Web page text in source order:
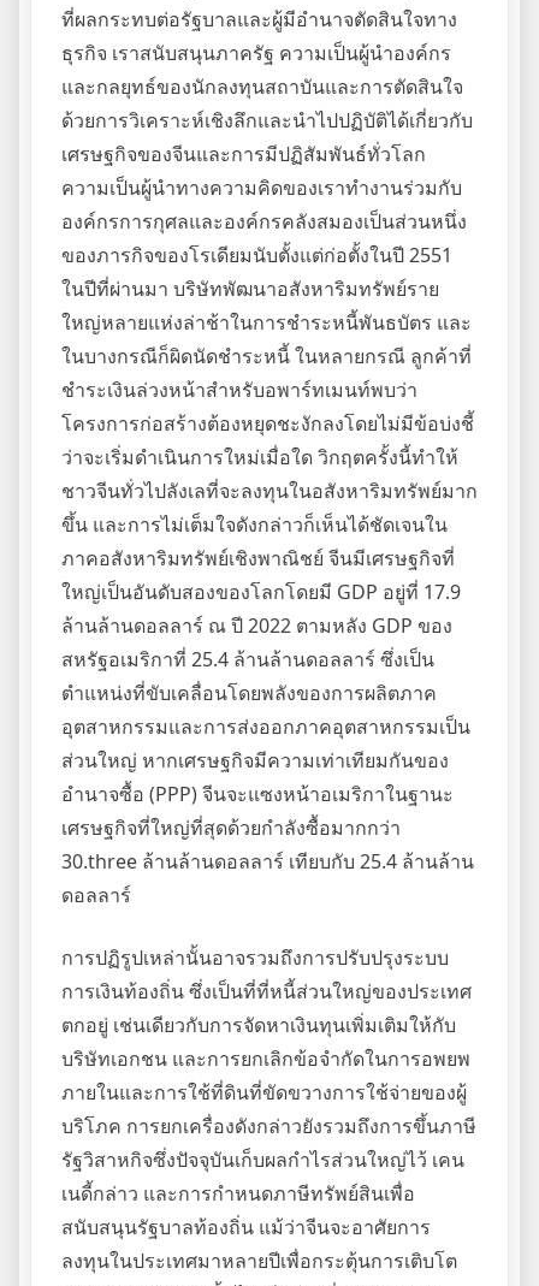
ที่ผลกระทบต่อรัฐบาลและผู้มีอำนาจตัดสินใจทาง
ธุรกิจ เราสนับสนุนภาครัฐ ความเป็นผู้นำองค์กร
และกลยุทธ์ของนักลงทุนสถาบันและการตัดสินใจ
ด้วยการวิเคราะห์เชิงลึกและนำไปปฏิบัติได้เกี่ยวกับ
เศรษฐกิจของจีนและการมีปฏิสัมพันธ์ทั่วโลก
ความเป็นผู้นำทางความคิดของเราทำงานร่วมกับ
องค์กรการกุศลและองค์กรคลังสมองเป็นส่วนหนึ่ง
ของภารกิจของโรเดียมนับตั้งแต่ก่อตั้งในปี 2551
ในปีที่ผ่านมา บริษัทพัฒนาอสังหาริมทรัพย์ราย
ใหญ่หลายแห่งล่าช้าในการชำระหนี้พันธบัตร และ
ในบางกรณีก็ผิดนัดชำระหนี้ ในหลายกรณี ลูกค้าที่
ชำระเงินล่วงหน้าสำหรับอพาร์ทเมนท์พบว่า
โครงการก่อสร้างต้องหยุดชะงักลงโดยไม่มีข้อบ่งชี้
ว่าจะเริ่มดำเนินการใหม่เมื่อใด วิกฤตครั้งนี้ทำให้
ชาวจีนทั่วไปลังเลที่จะลงทุนในอสังหาริมทรัพย์มาก
ขึ้น และการไม่เต็มใจดังกล่าวก็เห็นได้ชัดเจนใน
ภาคอสังหาริมทรัพย์เชิงพาณิชย์ จีนมีเศรษฐกิจที่
ใหญ่เป็นอันดับสองของโลกโดยมี GDP อยู่ที่ 17.9
ล้านล้านดอลลาร์ ณ ปี 2022 ตามหลัง GDP ของ
สหรัฐอเมริกาที่ 25.4 ล้านล้านดอลลาร์ ซึ่งเป็น
ตำแหน่งที่ขับเคลื่อนโดยพลังของการผลิตภาค
อุตสาหกรรมและการส่งออกภาคอุตสาหกรรมเป็น
ส่วนใหญ่ หากเศรษฐกิจมีความเท่าเทียมกันของ
อำนาจซื้อ (PPP) จีนจะแซงหน้าอเมริกาในฐานะ
เศรษฐกิจที่ใหญ่ที่สุดด้วยกำลังซื้อมากกว่า
30.three ล้านล้านดอลลาร์ เทียบกับ 25.4 ล้านล้าน
ดอลลาร์
การปฏิรูปเหล่านั้นอาจรวมถึงการปรับปรุงระบบ
การเงินท้องถิ่น ซึ่งเป็นที่ที่หนี้ส่วนใหญ่ของประเทศ
ตกอยู่ เช่นเดียวกับการจัดหาเงินทุนเพิ่มเติมให้กับ
บริษัทเอกชน และการยกเลิกข้อจำกัดในการอพยพ
ภายในและการใช้ที่ดินที่ขัดขวางการใช้จ่ายของผู้
บริโภค การยกเครื่องดังกล่าวยังรวมถึงการขึ้นภาษี
รัฐวิสาหกิจซึ่งปัจจุบันเก็บผลกำไรส่วนใหญ่ไว้ เคน
เนดี้กล่าว และการกำหนดภาษีทรัพย์สินเพื่อ
สนับสนุนรัฐบาลท้องถิ่น แม้ว่าจีนจะอาศัยการ
ลงทุนในประเทศมาหลายปีเพื่อกระตุ้นการเติบโต